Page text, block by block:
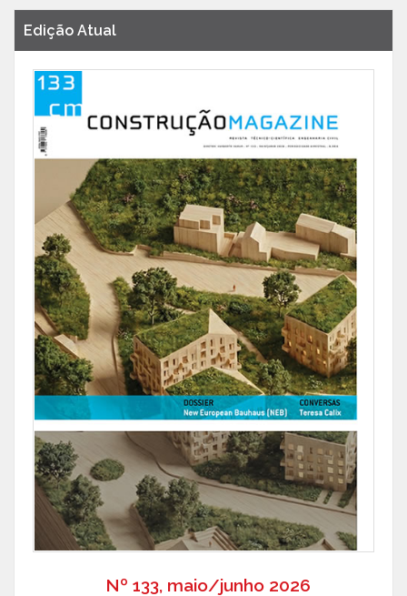
Edição Atual
Nº 133, maio/junho 2026